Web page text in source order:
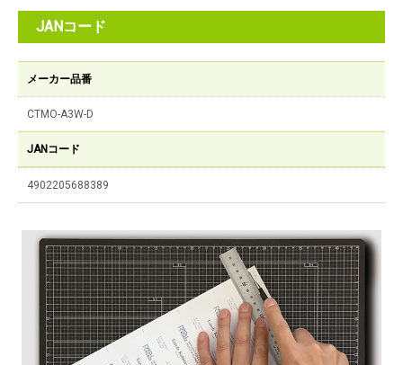
JANコード
メーカー品番
CTMO-A3W-D
JANコード
4902205688389